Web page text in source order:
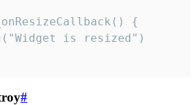
{
is resized")
#